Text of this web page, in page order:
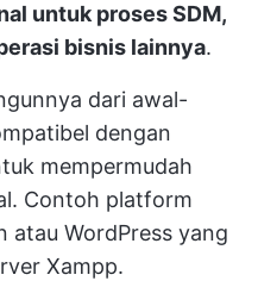
untuk proses SDM,
bisnis lainnya.
dari awal-
dengan
mempermudah
Contoh platform
WordPress yang
Xampp.